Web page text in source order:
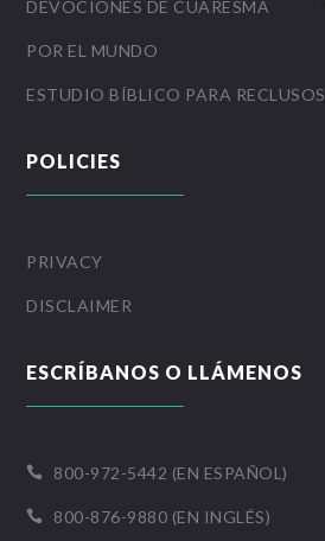
DEVOCIONES DE CUARESMA
POR EL MUNDO
ESTUDIO BÍBLICO PARA RECLUSOS
POLICIES
PRIVACY
DISCLAIMER
ESCRÍBANOS O LLÁMENOS
 800-972-5442 (EN ESPAÑOL)
 800-876-9880 (EN INGLÉS)